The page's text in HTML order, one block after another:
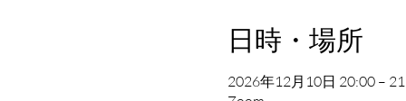
日時・場所
2026年12月10日 20:00 –